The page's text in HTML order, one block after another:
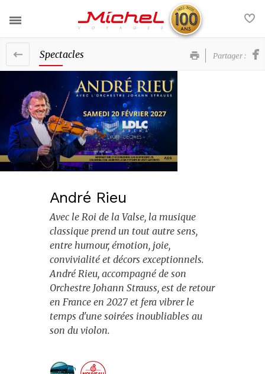
Nos voyages
France
Europe
Afrique et Moyen-Orient
Asie et Océanie
Evènements
Escapades citadines
Croisières fluviales
Nos services
Actualités
Contact
Voyages groupe
Nos brochures
La société
Spectacles Partager :
André Rieu
Avec le Roi de la Valse, la musique
classique prend un tout autre sens,
entre humour, émotion, joie,
convivialité et décors exceptionnels.
André Rieu, accompagné de son
Orchestre Johann Strauss, est de retour
en France en 2027 et fera vibrer le
temps d'une soirées inoubliables au
son du violon.